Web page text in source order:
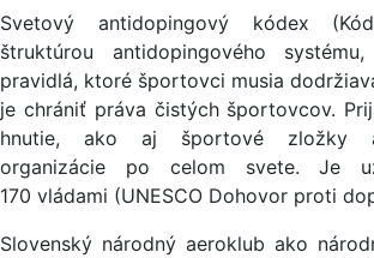
Svetový antidopingový kódex
štruktúrou antidopingového
pravidlá, ktoré športovci musia
je chrániť práva čistých športovcov.
hnutie, ako aj športové zložky
organizácie po celom svete. Je
170 vládami (UNESCO Dohovor proti
Slovenský národný aeroklub ako